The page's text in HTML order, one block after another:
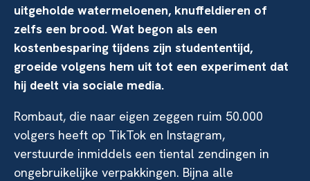
uitgeholde watermeloenen, knuffeldieren of
zelfs een brood. Wat begon als een
kostenbesparing tijdens zijn studententijd,
groeide volgens hem uit tot een experiment dat
hij deelt via sociale media.
Rombaut, die naar eigen zeggen ruim 50.000
volgers heeft op TikTok en Instagram,
verstuurde inmiddels een tiental zendingen in
ongebruikelijke verpakkingen. Bijna alle